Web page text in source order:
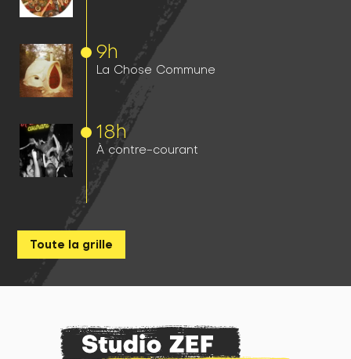
9h
La Chose Commune
18h
À contre-courant
Toute la grille